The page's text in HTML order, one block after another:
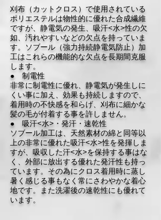
刈布（カットクロス）で使用されている
ポリエステルは物性的に優れた合成繊維
ですが、静電気の発生、吸汗<水>性の欠
如、汚れやすいなどの欠点を持っていま
す。ソブール（強力持続静電気防止）加
工はこれらの機能的な欠点を長期間克服
します。
● 制電性
非常に制電性に優れ、静電気が発生しに
くい事に加え、効果も持続しますので、
着用時の不快感を和らげ、刈布に細かな
髪の毛が付着する事を許しません。
● 吸汗<水>・発汗・速乾性
ソブール加工は、天然素材の綿と同等以
上の非常に優れた吸汗<水>性を発揮しま
すが、吸収した汗<水>を保持する事はな
く、外部に放出する優れた発汗性も持っ
ています。その為にクロス着用時に蒸し
暑く感じる事もなく常にさわやかな着心
地です。また洗濯後の速乾性にも優れて
います。